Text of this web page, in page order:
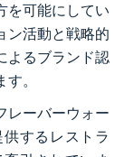
を可能にしてい
ン活動と戦略的
よるブランド認
。
レーバーウォー
するレストラ